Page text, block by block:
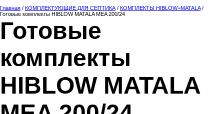
Главная / КОМПЛЕКТУЮЩИЕ ДЛЯ СЕПТИКА / КОМПЛЕКТЫ HIBLOW+MATALA/
Готовые комплекты HIBLOW MATALA MEA 200/24
Готовые
комплекты
HIBLOW MATALA